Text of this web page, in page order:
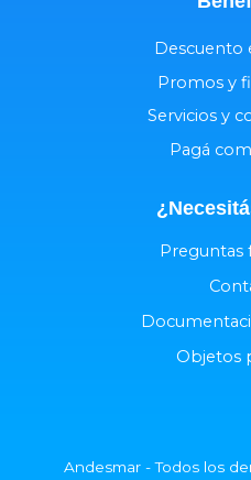
Descuento
Promos y
Servicios y
Pagá
Preguntas
Objetos
Andesmar - Todos los